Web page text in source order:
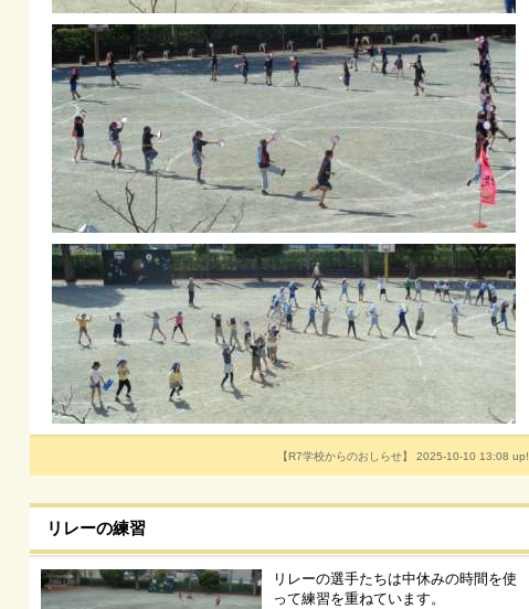
【R7学校からのおしらせ】 2025-10-10 13:08 up!
リレーの練習
リレーの選手たちは中休みの時間を使
って練習を重ねています。